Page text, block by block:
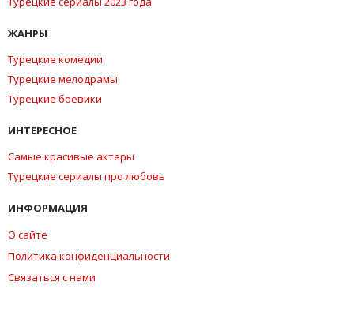
ЖАНРЫ
Турецкие комедии
Турецкие мелодрамы
Турецкие боевики
ИНТЕРЕСНОЕ
Самые красивые актеры
Турецкие сериалы про любовь
ИНФОРМАЦИЯ
О сайте
Политика конфиденциальности
Связаться с нами